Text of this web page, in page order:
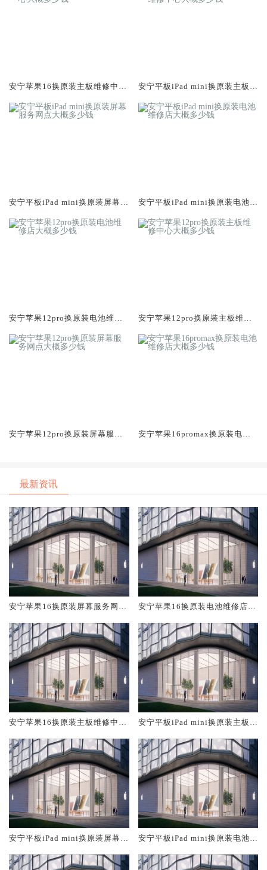
安宁苹果16换原装主板维修中心
安宁平板iPad mini换原装主板维
安宁平板iPad mini换原装屏幕服
安宁平板iPad mini换原装电池维
安宁苹果12pro换原装电池维修
安宁苹果12pro换原装主板维修
安宁苹果12pro换原装屏幕服务
安宁苹果16promax换原装电池
最新资讯
安宁苹果16换原装屏幕服务网点
安宁苹果16换原装电池维修店大
安宁苹果16换原装主板维修中心
安宁平板iPad mini换原装主板维
安宁平板iPad mini换原装屏幕服
安宁平板iPad mini换原装电池维